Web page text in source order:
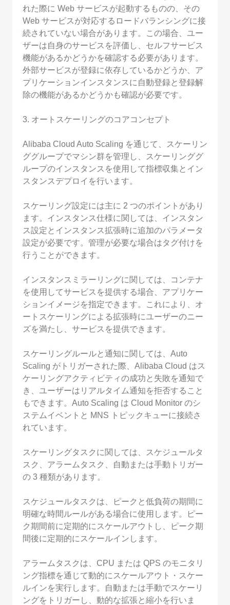
れた際に Web サービスが起動するものの、その
Web サービスが対応するロードバランシングに接
続されていない場合があります。この場合、ユー
ザーは自身のサービスを評価し、セルフサービス
機能があるかどうかを確認する必要があります。
外部サービスが登録に依存しているかどうか、ア
プリケーションインスタンスに自動登録と登録解
除の機能があるかどうかも確認が必要です。
3. オートスケーリングのコアコンセプト
Alibaba Cloud Auto Scaling を通じて、スケーリン
ググループでマシン群を管理し、スケーリンググ
ループのインスタンスを使用して指標収集とイン
スタンスデプロイを行います。
スケーリング設定には主に 2 つのポイントがあり
ます。インスタンス仕様に関しては、インスタン
ス設定とインスタンス拡張時に追加のパラメータ
設定が必要です。管理が必要な場合はタグ付けを
行うことができます。
インスタンスミラーリングに関しては、コンテナ
を使用してサービスを提供する場合、アプリケー
ションイメージを指定できます。これにより、オ
ートスケーリングによる拡張時にユーザーのニー
ズを満たし、サービスを提供できます。
スケーリングルールと通知に関しては、Auto
Scaling がトリガーされた際、Alibaba Cloud はス
ケーリングアクティビティの成功と失敗を通知で
き、ユーザーはリアルタイム通知を拒否すること
もできます。Auto Scaling は Cloud Monitor のシ
ステムイベントと MNS トピックキューに接続さ
れています。
スケーリングタスクに関しては、スケジュールタ
スク、アラームタスク、自動または手動トリガー
の 3 種類があります。
スケジュールタスクは、ピークと低負荷の期間に
明確な時間ルールがある場合に使用します。ピー
ク期間前に定期的にスケールアウトし、ピーク期
間後に定期的にスケールインします。
アラームタスクは、CPU または QPS のモニタリ
ング指標を通じて動的にスケールアウト・スケー
ルインを実行します。自動または手動でスケーリ
ングをトリガーし、動的な拡張と縮小を行いま